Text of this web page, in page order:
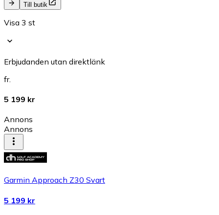
Till butik
Visa 3 st
Erbjudanden utan direktlänk
fr.
5 199 kr
Annons
Annons
Garmin Approach Z30 Svart
5 199 kr